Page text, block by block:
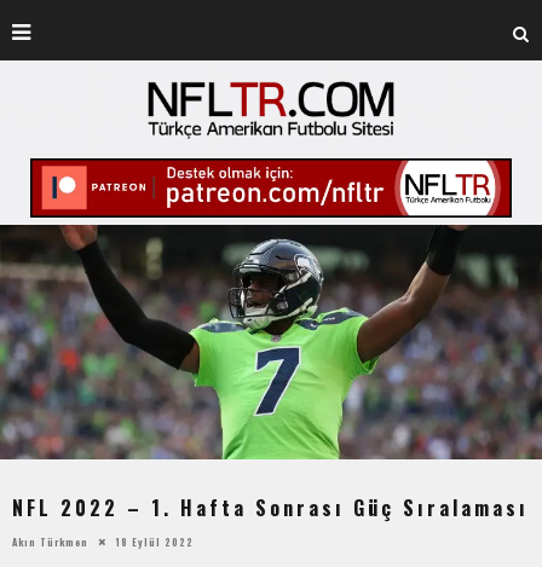
NFL 2022 – 1. Hafta Sonrası Güç Sıralaması
Akın Türkmen 18 Eylül 2022